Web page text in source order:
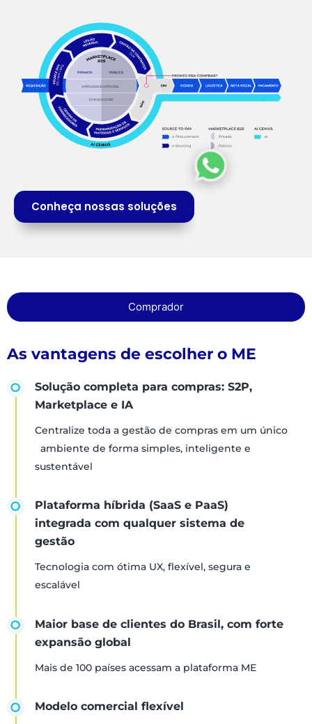
Conheça nossas soluções
Comprador
As vantagens de escolher o ME
Solução completa para compras: S2P,
Marketplace e IA
Centralize toda a gestão de compras em um único
ambiente de forma simples, inteligente e
sustentável
Plataforma híbrida (SaaS e PaaS)
integrada com qualquer sistema de
gestão
Tecnologia com ótima UX, flexível, segura e
escalável
Maior base de clientes do Brasil, com forte
expansão global
Mais de 100 países acessam a plataforma ME
Modelo comercial flexível